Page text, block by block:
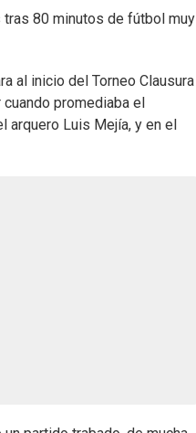
80 minutos de fútbol muy
al inicio del Torneo Clausura
promediaba el
Luis Mejía, y en el